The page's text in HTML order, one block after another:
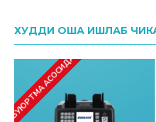
ХУДДИ ОША ИШЛАБ
БУЮРТМА АСОСИДА